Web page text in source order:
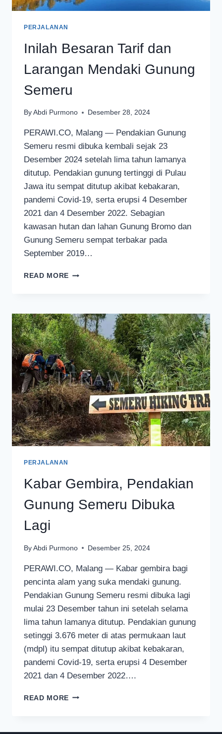
PERJALANAN
Inilah Besaran Tarif dan
Larangan Mendaki Gunung
Semeru
By Abdi Purmono Desember 28, 2024
PERAWI.CO, Malang — Pendakian Gunung
Semeru resmi dibuka kembali sejak 23
Desember 2024 setelah lima tahun lamanya
ditutup. Pendakian gunung tertinggi di Pulau
Jawa itu sempat ditutup akibat kebakaran,
pandemi Covid-19, serta erupsi 4 Desember
2021 dan 4 Desember 2022. Sebagian
kawasan hutan dan lahan Gunung Bromo dan
Gunung Semeru sempat terbakar pada
September 2019…
READ MORE INILAH
LARANGAN
MENDAKI
GUNUNG
SEMERU
PERJALANAN
Kabar Gembira, Pendakian
Gunung Semeru Dibuka
Lagi
By Abdi Purmono Desember 25, 2024
PERAWI.CO, Malang — Kabar gembira bagi
pencinta alam yang suka mendaki gunung.
Pendakian Gunung Semeru resmi dibuka lagi
mulai 23 Desember tahun ini setelah selama
lima tahun lamanya ditutup. Pendakian gunung
setinggi 3.676 meter di atas permukaan laut
(mdpl) itu sempat ditutup akibat kebakaran,
pandemi Covid-19, serta erupsi 4 Desember
2021 dan 4 Desember 2022….
READ MORE KABAR